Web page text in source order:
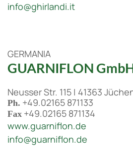
info@ghirlandi.it
GERMANIA
GUARNIFLON
Neusser Str. 115 | 41363
Ph. +49.02165 871133
Fax +49.02165 871134
www.guarniflon.de
info@guarniflon.de